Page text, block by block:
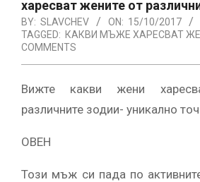
харесват жените от
BY: SLAVCHEV ON: 15/10/2017
TAGGED: КАКВИ МЪЖЕ ХАРЕСВАТ
COMMENTS
Вижте какви жени
различните зодии- уникално
ОВЕН
Този мъж си пада по